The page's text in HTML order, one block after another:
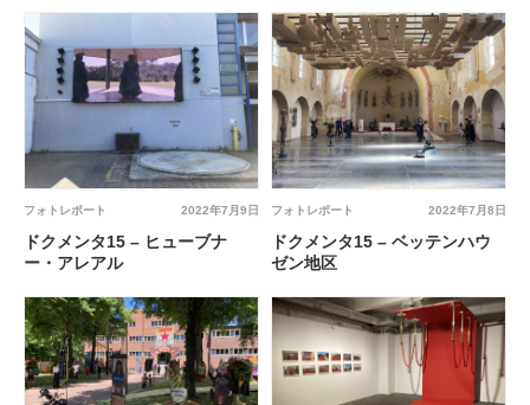
2022年7月9日
フォトレポート
ドクメンタ15 – ヒューブナ
ー・アレアル
2022年7月8日
フォトレポート
ドクメンタ15 – ベッテンハウ
ゼン地区